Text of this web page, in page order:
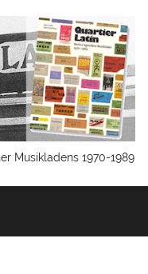
Musikladens 1970-1989